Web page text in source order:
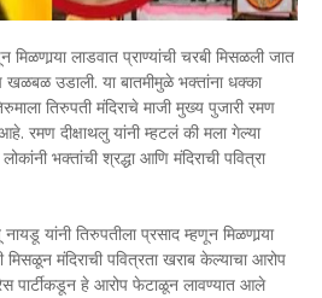
मिळणार्‍या लाडवात प्राण्यांची चरबी मिसळली जात
खळबळ उडाली. या बातमीमुळे भक्तांना धक्का
तिरुपती मंदिराचे माजी मुख्य पुजारी रमण
रमण दीक्षाथलु यांनी म्हटलं की मला गेल्या
भक्तांची श्रद्धा आणि मंदिराची पवित्रा
यांनी तिरुपतीला प्रसाद म्हणून मिळणार्‍या
मिसळून मंदिराची पवित्रता खराब केल्याचा आरोप
पार्टीकडून हे आरोप फेटाळून लावण्यात आले